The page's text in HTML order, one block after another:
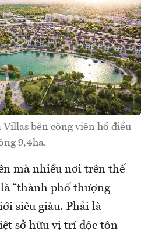
Villas bên công viên hồ điều
9,4ha.
mà nhiều nơi trên thế
“thành phố thượng
siêu giàu. Phải là
sở hữu vị trí độc tôn